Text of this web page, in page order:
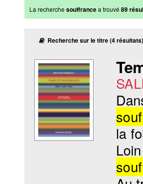
La recherchesouffrancea trouvé89
Recherche sur le titre (4 résultats)
la